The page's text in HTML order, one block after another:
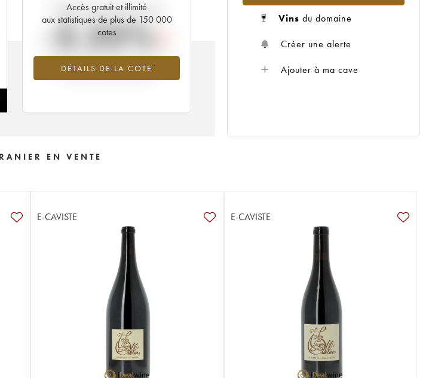
Accès gratuit et illimité
aux statistiques de plus de 150 000
cotes
DÉTAILS DE LA COTE
Tendance actuelle de la cote
-2.25%
Tendance à la baisse du millésime 2013
en 2026 par rapport à 2025
Vins du domaine
Créer une alerte
Ajouter à ma cave
EN VENTE
E-CAVISTE E-CAVISTE